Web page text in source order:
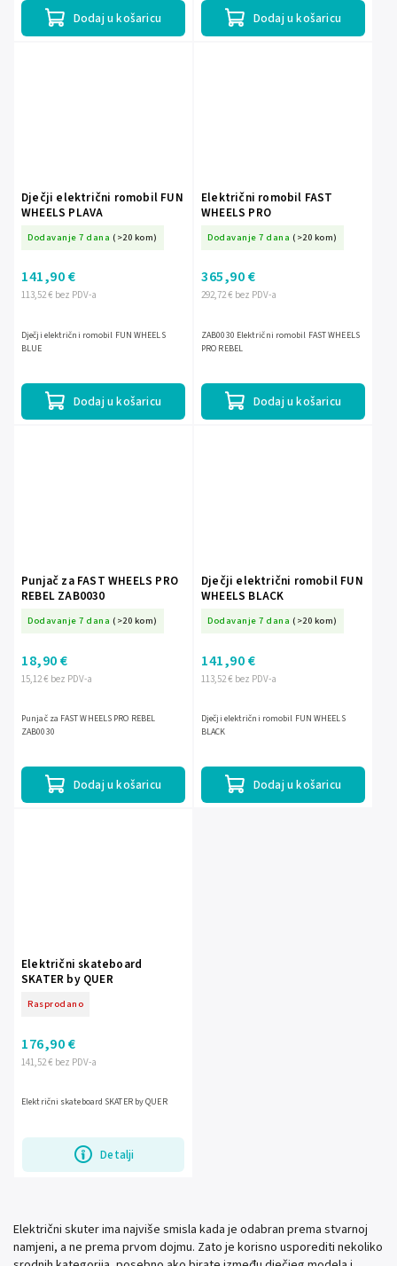
Dodaj u košaricu Dodaj u košaricu
Dječji električni romobil FUN
WHEELS PLAVA
Dodavanje 7 dana (>20 kom)
113,52 € bez PDV-a
141,90 €
Dodaj u košaricu
Dječji električni romobil FUN WHEELS
BLUE
Električni romobil FAST
WHEELS PRO
Dodavanje 7 dana (>20 kom)
292,72 € bez PDV-a
365,90 €
Dodaj u košaricu
ZAB0030 Električni romobil FAST WHEELS
PRO REBEL
Punjač za FAST WHEELS PRO
REBEL ZAB0030
Dodavanje 7 dana (>20 kom)
15,12 € bez PDV-a
18,90 €
Dodaj u košaricu
Punjač za FAST WHEELS PRO REBEL
ZAB0030
Dječji električni romobil FUN
WHEELS BLACK
Dodavanje 7 dana (>20 kom)
113,52 € bez PDV-a
141,90 €
Dodaj u košaricu
Dječji električni romobil FUN WHEELS
BLACK
Električni skateboard
SKATER by QUER
Rasprodano
141,52 € bez PDV-a
176,90 €
Detalji
Električni skateboard SKATER by QUER
Električni skuter ima najviše smisla kada je odabran prema stvarnoj
namjeni, a ne prema prvom dojmu. Zato je korisno usporediti nekoliko